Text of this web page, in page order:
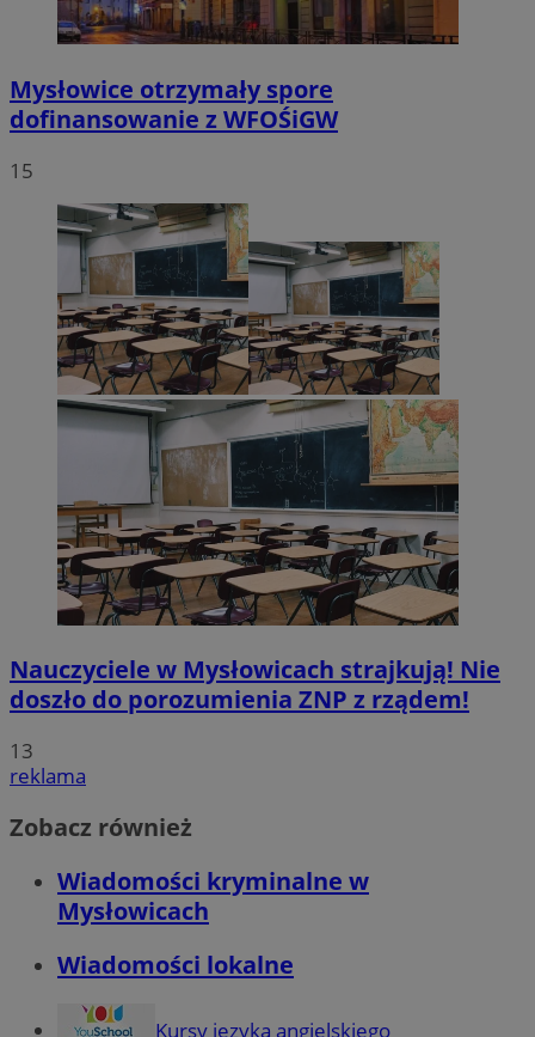
Mysłowice otrzymały spore
dofinansowanie z WFOŚiGW
15
Nauczyciele w Mysłowicach strajkują! Nie
doszło do porozumienia ZNP z rządem!
13
reklama
Zobacz również
Wiadomości kryminalne w
Mysłowicach
Wiadomości lokalne
Kursy języka angielskiego